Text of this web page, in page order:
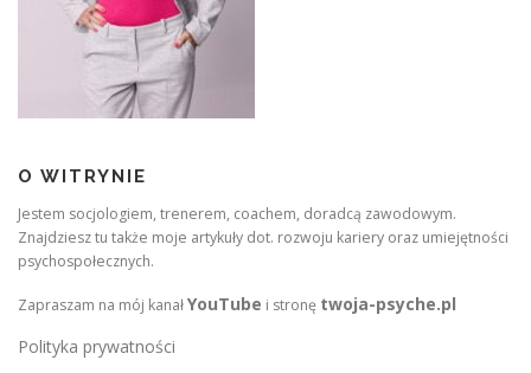
O WITRYNIE
Jestem socjologiem, trenerem, coachem, doradcą zawodowym.
Znajdziesz tu także moje artykuły dot. rozwoju kariery oraz umiejętności
psychospołecznych.
Zapraszam na mój kanałYouTube i stronę twoja-psyche.pl
Polityka prywatności